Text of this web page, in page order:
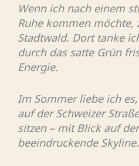
Wenn ich nach einem
Ruhe kommen möchte,
Stadtwald. Dort tanke
durch das satte Grün
Energie.
Im Sommer liebe ich
auf der Schweizer
sitzen – mit Blick auf
beeindruckende Skyline.